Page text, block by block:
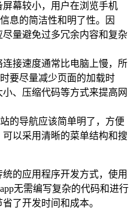
屏幕较小，用户在浏览手机
息的简洁性和明了性。因
量避免过多冗余内容和复杂
连接速度通常比电脑上慢，所
要尽量减少页面的加载时
、压缩代码等方式来提高网
的导航应该简单明了，方便
以采用清晰的菜单结构和搜
统的应用程序开发方式，使用
无需编写复杂的代码和进行
了开发时间和成本。